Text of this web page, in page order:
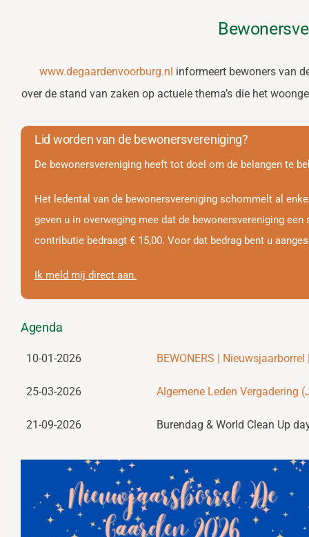
www.degaardenvoorburg.nl informeert bewoners van
over de stand van zaken op actuele thema’s die het
Lid worden van de bewonersvereniging?
De bewonersvereniging heeft tot doel om de belangen te
Het ledental van de bewonersvereniging schommelt al
geven u in overweging mee dat de bewonersvereniging
contributie bedraagt € 15,00. Voor dat bedrag bent u
Ik meld mij direct aan.
Agenda
10-01-2026 BEWONERS |
25-03-2026 Algemene Leden Vergadering
21-09-2026 Burendag & World Clean Up